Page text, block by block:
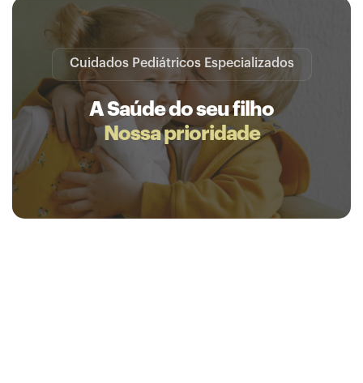
Cuidados Pediátricos Especializados
A Saúde do seu filho
Nossa prioridade